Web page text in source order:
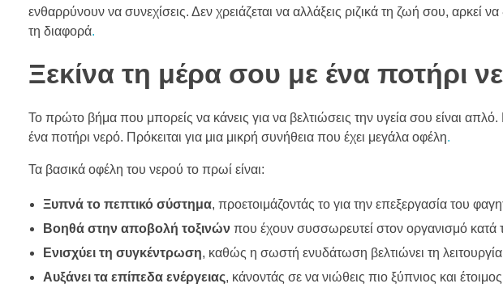
ενθαρρύνουν να συνεχίσεις. Δεν χρειάζεται να αλλάξεις ριζικά τη ζωή σου, αρκεί
τη διαφορά.
Ξεκίνα τη μέρα σου με ένα ποτήρι
Το πρώτο βήμα που μπορείς να κάνεις για να βελτιώσεις την υγεία σου είναι απλό.
ένα ποτήρι νερό. Πρόκειται για μια μικρή συνήθεια που έχει μεγάλα οφέλη.
Τα βασικά οφέλη του νερού το πρωί είναι:
Ξυπνά το πεπτικό σύστημα, προετοιμάζοντάς το για την επεξεργασία του
Βοηθά στην αποβολή τοξινώνπου έχουν συσσωρευτεί στον οργανισμό κατά
Ενισχύει τη συγκέντρωση, καθώς η σωστή ενυδάτωση βελτιώνει τη
Αυξάνει τα επίπεδα ενέργειας, κάνοντάς σε να νιώθεις πιο ξύπνιος και